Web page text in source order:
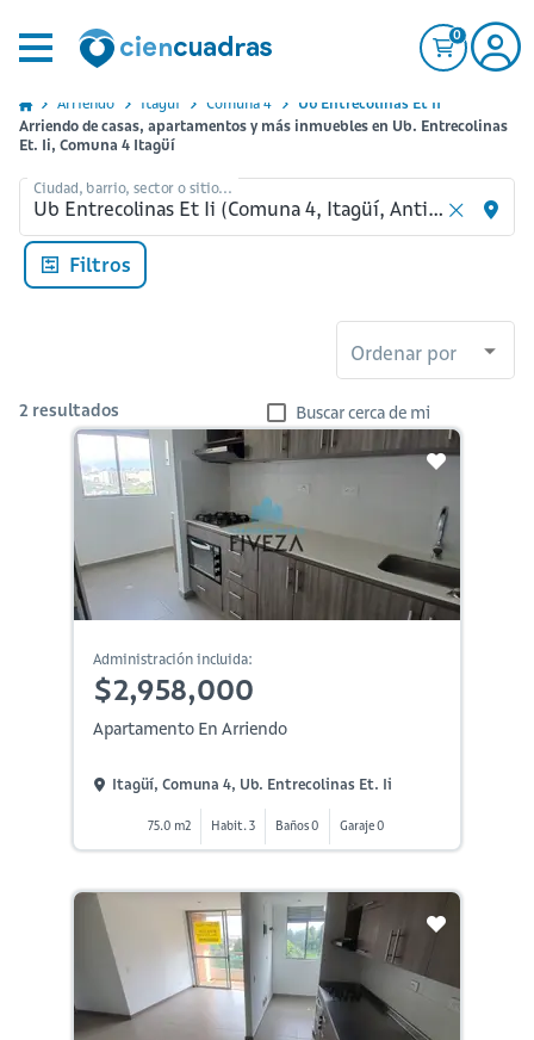
0
Arriendo Itagui Comuna 4
Ub Entrecolinas Et Ii
Arriendo de casas, apartamentos y más inmuebles en Ub. Entrecolinas
Et. Ii, Comuna 4 Itagüí
Ciudad, barrio, sector o sitio...
Filtros
Ordenar por
2 resultados Buscar cerca de mi
Administración incluida:
$2,958,000
Apartamento En Arriendo
Itagüí, Comuna 4, Ub. Entrecolinas Et. Ii
75.0 m2 Habit. 3 Baños 0 Garaje 0